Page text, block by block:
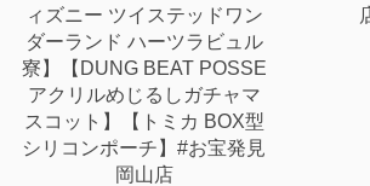
ィズニー ツイステッドワン
ダーランド ハーツラビュル
寮】【DUNG BEAT POSSE
アクリルめじるしガチャマ
スコット】【トミカ BOX型
シリコンポーチ】#お宝発見
岡山店